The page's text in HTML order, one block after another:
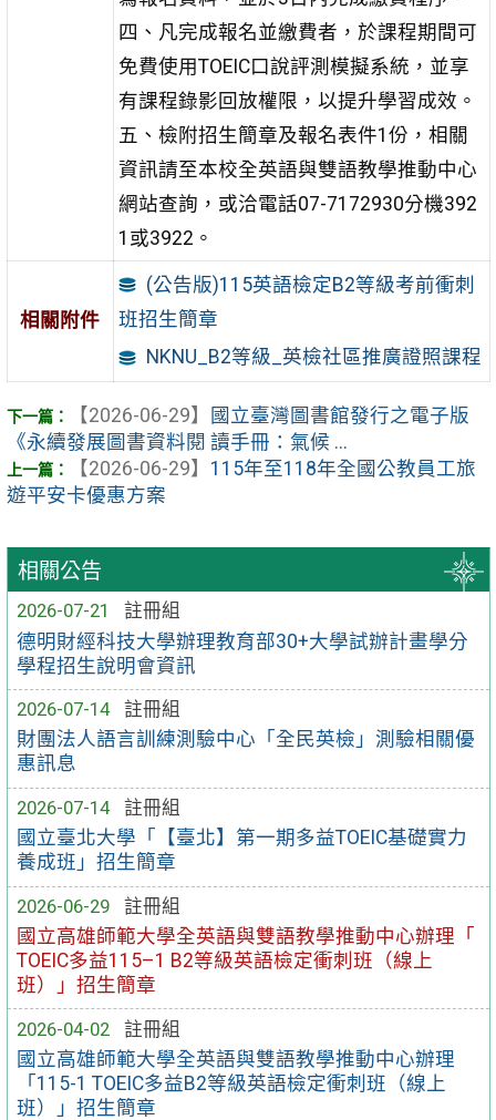
相關公告
2026-07-21
註冊組
德明財經科技大學辦理教育部30+大學試辦計畫學分
學程招生說明會資訊
2026-07-14
註冊組
財團法人語言訓練測驗中心「全民英檢」測驗相關優
惠訊息
2026-07-14
註冊組
國立臺北大學「【臺北】第一期多益TOEIC基礎實力
養成班」招生簡章
2026-06-29
註冊組
國立高雄師範大學全英語與雙語教學推動中心辦理「
TOEIC多益115–1 B2等級英語檢定衝刺班（線上
班）」招生簡章
2026-04-02
註冊組
國立高雄師範大學全英語與雙語教學推動中心辦理
「115-1 TOEIC多益B2等級英語檢定衝刺班（線上
班）」招生簡章
四、凡完成報名並繳費者，於課程期間可
免費使用TOEIC口說評測模擬系統，並享
有課程錄影回放權限，以提升學習成效。
五、檢附招生簡章及報名表件1份，相關
資訊請至本校全英語與雙語教學推動中心
網站查詢，或洽電話07-7172930分機392
1或3922。
相關附件
(公告版)115英語檢定B2等級考前衝刺
班招生簡章
NKNU_B2等級_英檢社區推廣證照課程
【2026-06-29】
國立臺灣圖書館發行之電子版
《永續發展圖書資料閱 讀手冊：氣候 ...
【2026-06-29】 115年至118年全國公教員工旅
遊平安卡優惠方案